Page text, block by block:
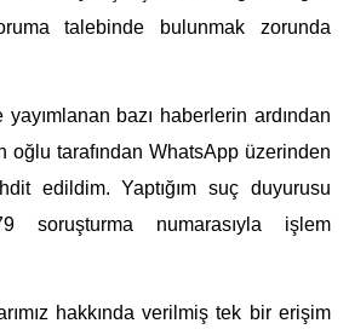
talebinde bulunmak zorunda
bazı haberlerin ardından
oğlu tarafından WhatsApp üzerinden
edildim. Yaptığım suç duyurusu
soruşturma numarasıyla işlem
hakkında verilmiş tek bir erişim